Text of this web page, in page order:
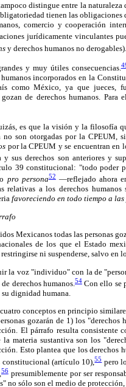
distingue entre la
tienen las obligaciones
comercio y cooperación
jurídicamente vinculantes
y derechos humanos no derogables).
y muy útiles consecuencias.
incorporados en la
como México, ya que jueces,
de derechos humanos.
es que la visión y la filosofía
son otorgadas por la CPEUM,
por la CPEUM y se encuentran en
sus derechos son anteriores y
39 constitucional: "todo poder
pro persona52—reflejado ahora
relativas a los derechos
favoreciendo en todo tiempo a
Mexicanos todas las personas
de los que el Estado
ni suspenderse, salvo en
la voz "individuo" con la de
derechos humanos.54Con ello se
su dignidad humana.
cuatro conceptos en principio
gozarán de 1) los
El párrafo resulta
la materia sustantiva son los
Esto plantea que los derechos
constitucional (artículo 10),55pero
56presumiblemente por ser
no sólo son el medio de